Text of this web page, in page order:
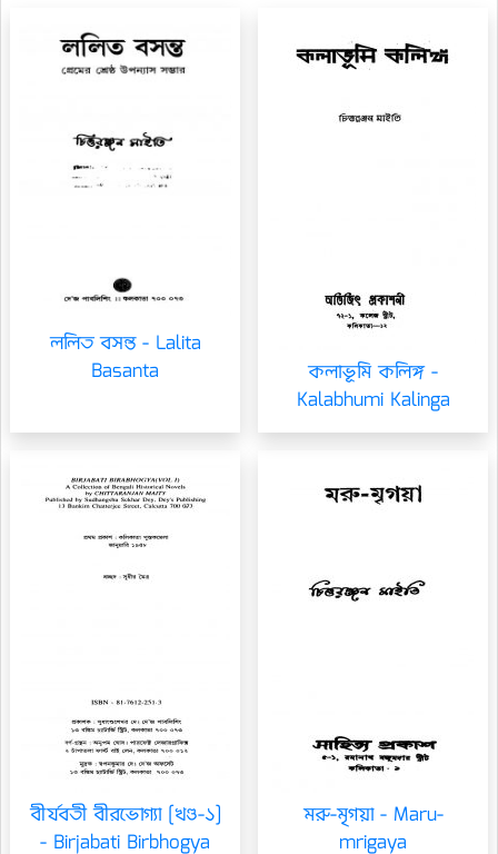
ললিত বসন্ত - Lalita
Basanta
কলাভূমি কলিঙ্গ -
Kalabhumi Kalinga
বীর্যবতী বীরভোগ্যা [খণ্ড-১]
- Birjabati Birbhogya
মরু-মৃগয়া - Maru-
mrigaya